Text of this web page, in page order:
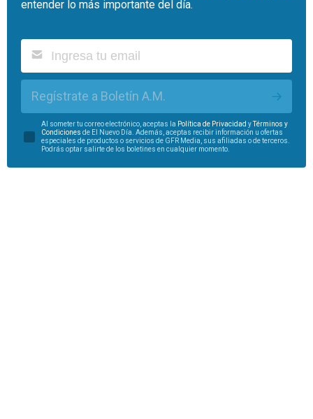
entender lo más importante del día.
Regístrate a Boletín A.M.
Al someter tu correo electrónico, aceptas la Política de Privacidad y
Términos y
Condiciones de El Nuevo Día. Además, aceptas recibir información u ofertas
especiales de productos o servicios de GFR Media, sus afiliadas o de terceros.
Podrás optar salirte de los boletines en cualquier momento.